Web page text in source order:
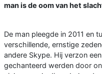
man is de oom van het
De man pleegde in 2011 en
verschillende, ernstige
andere Skype. Hij verzon
gechanteerd werden door